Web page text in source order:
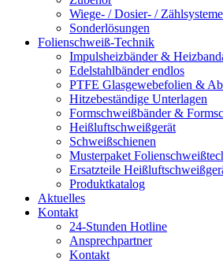
Wiege- / Dosier- / Zählsysteme
Sonderlösungen
Folienschweiß-Technik
Impuls­heizbänder &
Edelstahlbänder endlos
PTFE Glas­gewebefolien &
Hitzebeständige Unterlagen
Formschweiß­bänder &
Heißluftschweißgerät
Schweiß­schienen
Musterpaket
Ersatzteile
Produktkatalog
Aktuelles
Kontakt
24-Stunden Hotline
Ansprechpartner
Kontakt